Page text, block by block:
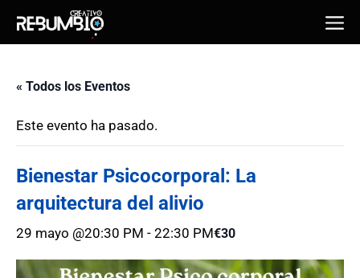
contenido
« Todos los Eventos
Este evento ha pasado.
Bienestar Psicocorporal: La
arquitectura del alivio
29 mayo @20:30 PM - 22:30 PM€30